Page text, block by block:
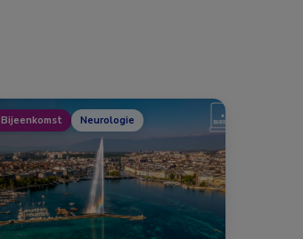
Bijeenkomst Neurologie